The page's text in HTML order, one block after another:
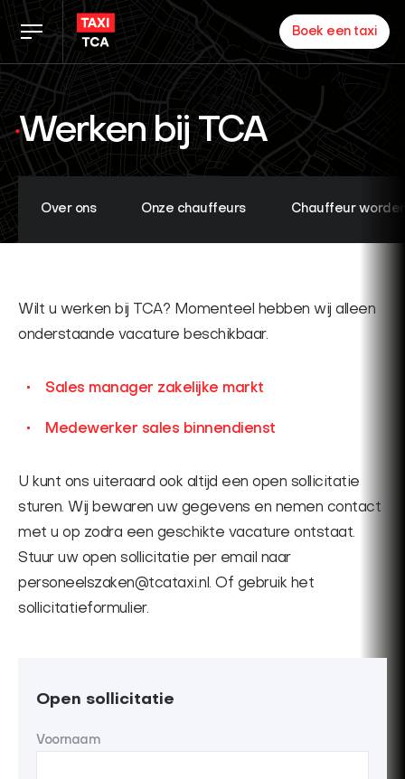
Boek een taxi
English
Inloggen chauffeurs
Partners
FAQ
Tarieven
TCA app
Zakelijk
Werken bij TCA
Over ons Onze chauffeurs Chauffeur
Wilt u werken bij TCA? Momenteel hebben wij alleen
onderstaande vacature beschikbaar.
Sales manager zakelijke markt
Medewerker sales binnendienst
U kunt ons uiteraard ook altijd een open sollicitatie
sturen. Wij bewaren uw gegevens en nemen contact
met u op zodra een geschikte vacature ontstaat.
Stuur uw open sollicitatie per email naar
personeelszaken@tcataxi.nl. Of gebruik het
sollicitatieformulier.
Open sollicitatie
Voornaam